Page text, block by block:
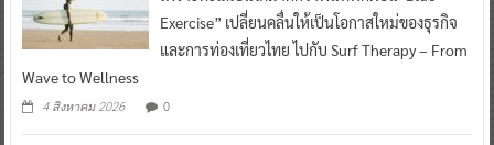
Exercise” เปลี่ยนคลื่นให้เป็นโอกาสใหม่ของธุรกิจ
และการท่องเที่ยวไทย ไปกับ Surf Therapy – From
Wave to Wellness
4 สิงหาคม 2026 0